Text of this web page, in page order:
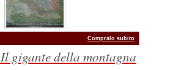
Compralo subito
Il gigante della montagna